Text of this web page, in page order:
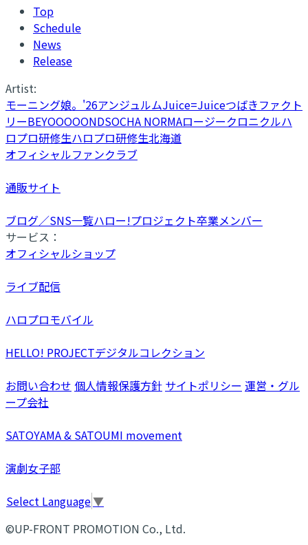
Top
Schedule
News
Release
Artist:
モーニング娘。'26アンジュルムJuice=Juiceつばきファクト
リーBEYOOOOONDSOCHA NORMAロージークロニクルハ
ロプロ研修生ハロプロ研修生北海道
オフィシャルファンクラブ
通販サイト
ブログ／SNS一覧ハロー!プロジェクト卒業メンバー
サービス：
オフィシャルショップ
ライブ配信
ハロプロモバイル
HELLO! PROJECTデジタルコレクション
お問い合わせ 個人情報保護方針 サイトポリシー 運営・グル
ープ会社
SATOYAMA & SATOUMI movement
演劇女子部
Select Language▼
©UP-FRONT PROMOTION Co., Ltd.